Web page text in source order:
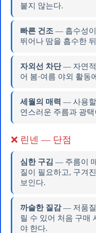
붙지 않는다.
빠른 건조 — 흡수성이
뛰어나 땀을 흡수한
자외선 차단— 자연적
어 봄·여름 야외 활동
세월의 매력 — 사용할
연스러운 주름과 광
❌ 린넨 — 단점
심한 구김 — 주름이
질이 필요하고, 구겨
보인다.
까슬한 질감— 저품질
릴 수 있어 처음 구매
야 한다.